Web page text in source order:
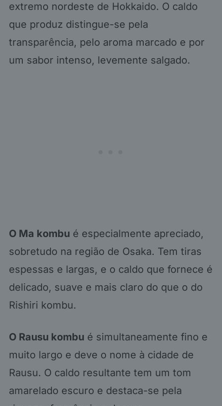
extremo nordeste de Hokkaido. O caldo
que produz distingue-se pela
transparência, pelo aroma marcado e por
um sabor intenso, levemente salgado.
O Ma kombu é especialmente apreciado,
sobretudo na região de Osaka. Tem tiras
espessas e largas, e o caldo que fornece é
delicado, suave e mais claro do que o do
Rishiri kombu.
O Rausu kombu é simultaneamente fino e
muito largo e deve o nome à cidade de
Rausu. O caldo resultante tem um tom
amarelado escuro e destaca-se pela